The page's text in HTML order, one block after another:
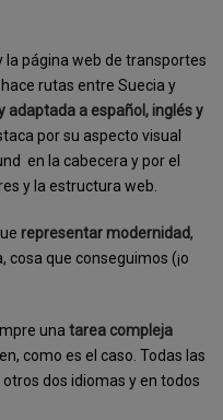
la página web de transportes
rutas entre Suecia y
adaptada a español, inglés y
por su aspecto visual
en la cabecera y por el
y la estructura web.
representar modernidad,
que conseguimos (¡o
una tarea compleja
como es el caso. Todas las
dos idiomas y en todos